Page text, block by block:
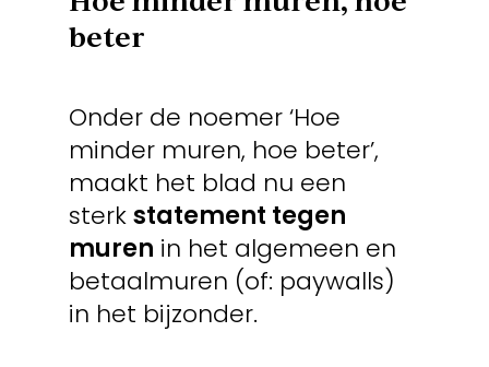
beter
Onder de noemer ‘Hoe
minder muren, hoe beter’,
maakt het blad nu een
sterkstatement tegen
muren in het algemeen en
betaalmuren (of: paywalls)
in het bijzonder.